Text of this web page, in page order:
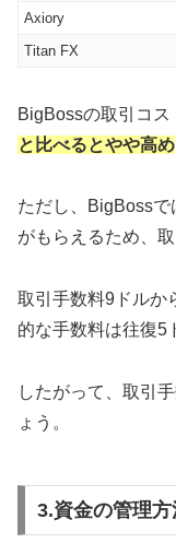
Axiory
Titan FX
BigBossの取引コス
と比べるとやや高め
ただし、BigBoss
がもらえるため、
取引手数料9ドルか
的な手数料は往復5
したがって、取引
ょう。
3.資金の管理